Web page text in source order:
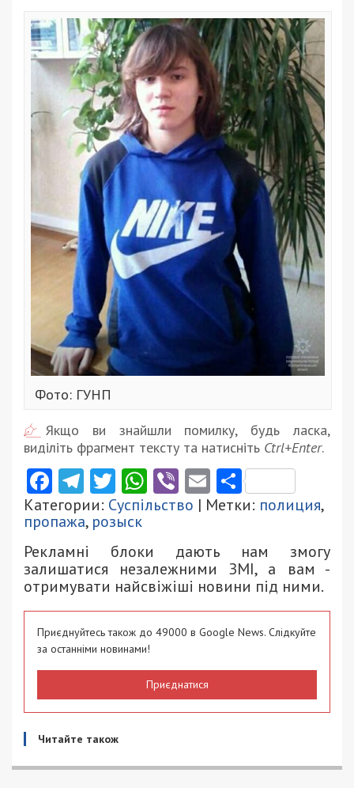
Фото: ГУНП
Якщо ви знайшли помилку, будь ласка,
виділіть фрагмент тексту та натисніть Ctrl+Enter.
Facebook
Telegram
Twitter
WhatsApp
ViberEmail
Категории: Суспільство | Метки: полиция,
пропажа, розыск
Рекламні блоки дають нам змогу
залишатися незалежними ЗМІ, а вам -
отримувати найсвіжіші новини під ними.
Приєднуйтесь також до 49000 в Google News. Слідкуйте
за останніми новинами!
Приєднатися
Читайте також